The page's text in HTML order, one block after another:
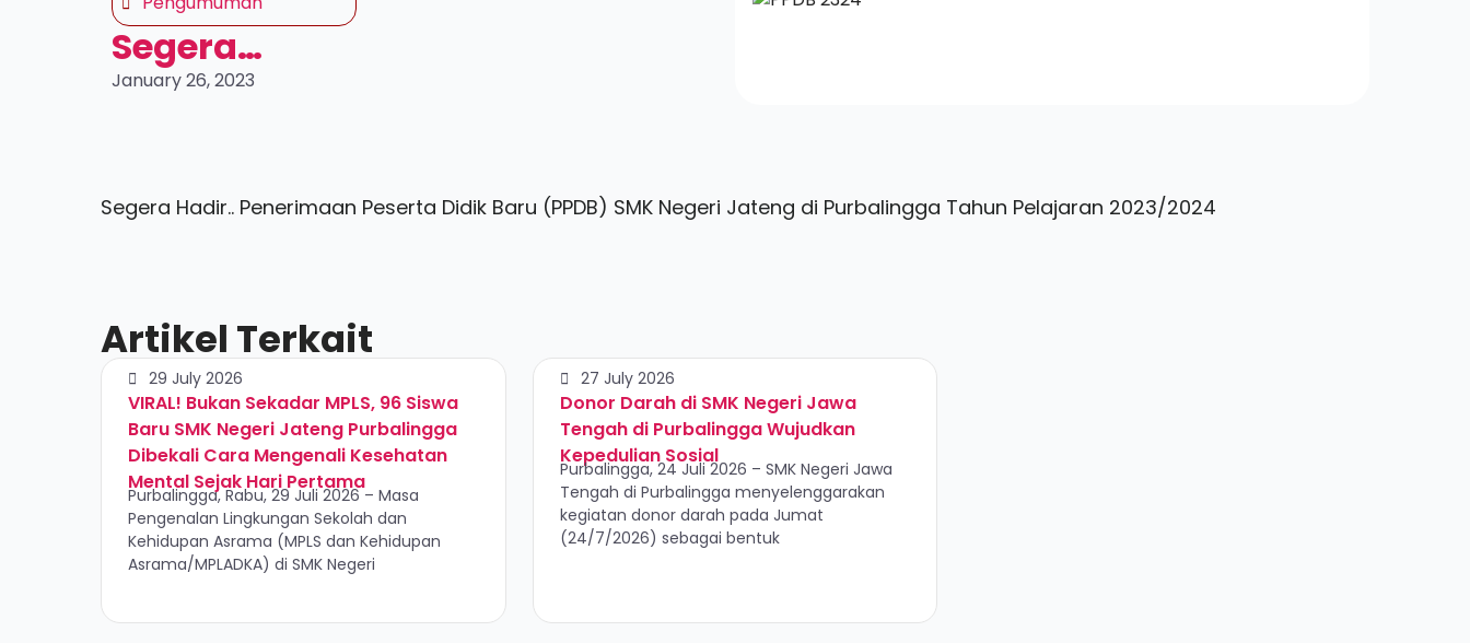
Segera…
January 26, 2023
Segera Hadir.. Penerimaan Peserta Didik Baru (PPDB) SMK Negeri Jateng di Purbalingga Tahun Pelajaran 2023/2024
Artikel Terkait
29 July 2026
VIRAL! Bukan Sekadar MPLS, 96 Siswa
Baru SMK Negeri Jateng Purbalingga
Dibekali Cara Mengenali Kesehatan
Mental Sejak Hari Pertama
Purbalingga, Rabu, 29 Juli 2026 – Masa
Pengenalan Lingkungan Sekolah dan
Kehidupan Asrama (MPLS dan Kehidupan
Asrama/MPLADKA) di SMK Negeri
27 July 2026
Donor Darah di SMK Negeri Jawa
Tengah di Purbalingga Wujudkan
Kepedulian Sosial
Purbalingga, 24 Juli 2026 – SMK Negeri Jawa
Tengah di Purbalingga menyelenggarakan
kegiatan donor darah pada Jumat
(24/7/2026) sebagai bentuk